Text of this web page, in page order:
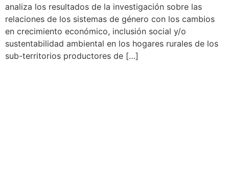
analiza los resultados de la investigación sobre las
relaciones de los sistemas de género con los cambios
en crecimiento económico, inclusión social y/o
sustentabilidad ambiental en los hogares rurales de los
sub-territorios productores de […]